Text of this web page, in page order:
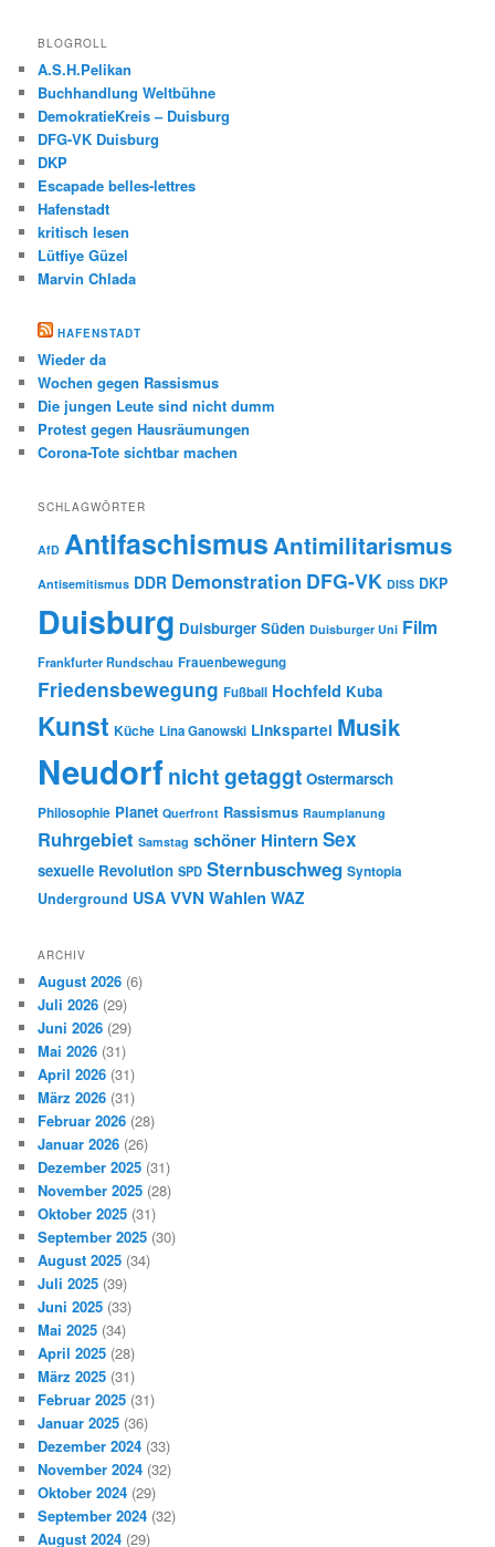
BLOGROLL
A.S.H.Pelikan
Buchhandlung Weltbühne
DemokratieKreis – Duisburg
DFG-VK Duisburg
DKP
Escapade belles-lettres
Hafenstadt
kritisch lesen
Lütfiye Güzel
Marvin Chlada
HAFENSTADT
Wieder da
Wochen gegen Rassismus
Die jungen Leute sind nicht dumm
Protest gegen Hausräumungen
Corona-Tote sichtbar machen
SCHLAGWÖRTER
AfD AntifaschismusAntimilitarismus
Antisemitismus DDR Demonstration DFG-VK DISS DKP
Duisburg Duisburger Süden Duisburger Uni Film
Frankfurter Rundschau Frauenbewegung
Friedensbewegung Fußball Hochfeld Kuba
Kunst Küche Lina Ganowski Linkspartei Musik
Neudorfnicht getaggt Ostermarsch
Philosophie Planet Querfront Rassismus Raumplanung
Ruhrgebiet Samstag schöner HinternSex
sexuelle Revolution SPD Sternbuschweg Syntopia
Underground USA VVN Wahlen WAZ
ARCHIV
August 2026 (6)
Juli 2026 (29)
Juni 2026 (29)
Mai 2026 (31)
April 2026 (31)
März 2026 (31)
Februar 2026 (28)
Januar 2026 (26)
Dezember 2025 (31)
November 2025 (28)
Oktober 2025 (31)
September 2025 (30)
August 2025 (34)
Juli 2025 (39)
Juni 2025 (33)
Mai 2025 (34)
April 2025 (28)
März 2025 (31)
Februar 2025 (31)
Januar 2025 (36)
Dezember 2024 (33)
November 2024 (32)
Oktober 2024 (29)
September 2024 (32)
August 2024 (29)